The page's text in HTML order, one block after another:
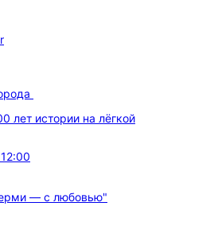
лет истории на лёгкой